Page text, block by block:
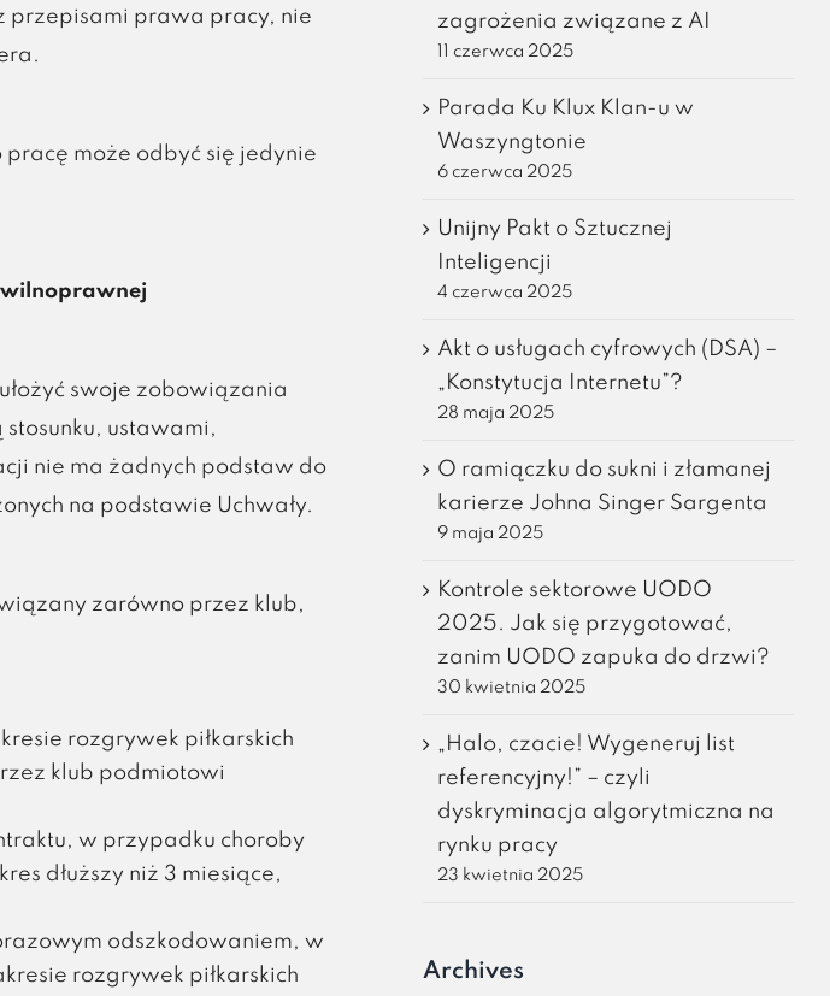
przepisami prawa pracy, nie
może odbyć się jedynie
swoje zobowiązania
ustawami,
nie ma żadnych podstaw do
na podstawie Uchwały.
zarówno przez klub,
rozgrywek piłkarskich
klub podmiotowi
w przypadku choroby
dłuższy niż 3 miesiące,
odszkodowaniem, w
rozgrywek piłkarskich
zagrożenia związane z AI
11 czerwca 2025
Parada Ku Klux Klan-u w
Waszyngtonie
6 czerwca 2025
Unijny Pakt o Sztucznej
Inteligencji
4 czerwca 2025
Akt o usługach cyfrowych (DSA) –
„Konstytucja Internetu”?
28 maja 2025
O ramiączku do sukni i złamanej
karierze Johna Singer Sargenta
9 maja 2025
Kontrole sektorowe UODO
2025. Jak się przygotować,
zanim UODO zapuka do drzwi?
30 kwietnia 2025
„Halo, czacie! Wygeneruj list
referencyjny!” – czyli
dyskryminacja algorytmiczna na
rynku pracy
23 kwietnia 2025
Archives